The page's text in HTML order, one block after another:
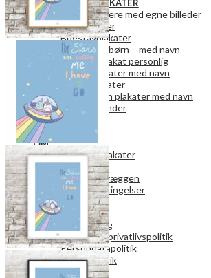
PERSONLIGE PLAKATER
Fotokalendere med egne billeder
Fotoplakater
Bogstavplakater
Plakater til børn – med navn
Danmark plakat personlig
Familie plakater med navn
Navne plakater
Stjernetegn plakater med navn
Familiekalender
PLAKATVÆGGE
RAMMER
OM
FAQ fotoplakater
Gavekort
Om Plakatvæggen
Handelsbetingelser
Levering
Betaling
Returnering
Kunde- og privatlivspolitik
Persondatapolitik
Cookiepolitik
Kontakt os